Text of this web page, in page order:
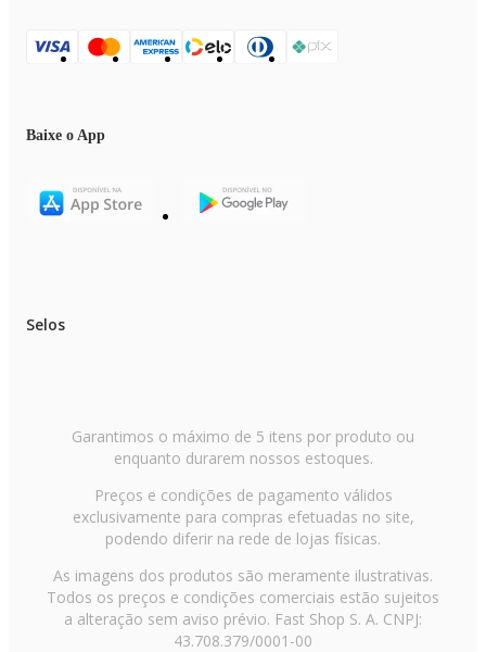
Baixe o App
Selos
Garantimos o máximo de 5 itens por produto ou
enquanto durarem nossos estoques.
Preços e condições de pagamento válidos
exclusivamente para compras efetuadas no site,
podendo diferir na rede de lojas físicas.
As imagens dos produtos são meramente ilustrativas.
Todos os preços e condições comerciais estão sujeitos
a alteração sem aviso prévio. Fast Shop S. A. CNPJ:
43.708.379/0001-00